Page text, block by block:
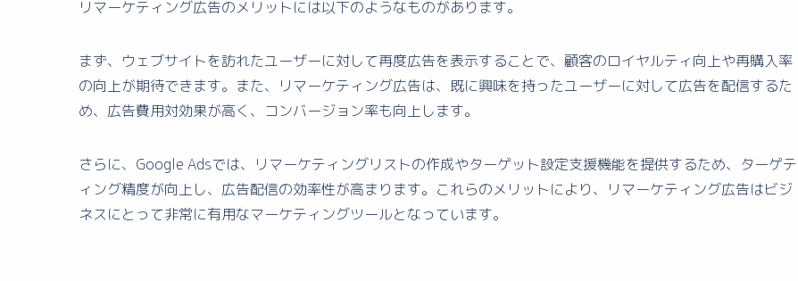
リマーケティング広告のメリットには以下のようなものがあります。
まず、ウェブサイトを訪れたユーザーに対して再度広告を表示することで、顧客のロイヤルティ向上や再購入率
の向上が期待できます。また、リマーケティング広告は、既に興味を持ったユーザーに対して広告を配信するた
め、広告費用対効果が高く、コンバージョン率も向上します。
さらに、Google Adsでは、リマーケティングリストの作成やターゲット設定支援機能を提供するため、ターゲテ
ィング精度が向上し、広告配信の効率性が高まります。これらのメリットにより、リマーケティング広告はビジ
ネスにとって非常に有用なマーケティングツールとなっています。